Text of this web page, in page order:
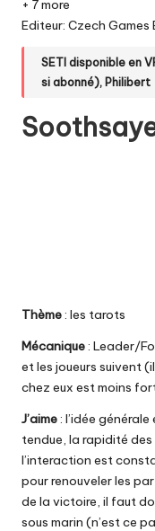
+ 7 more
Editeur: Czech
SETI disponible en
siabonné), Philibert
Thème: les tarots
Mécanique: Leader/
et les joueurs suivent
chez eux est moins
J’aime: l’idée
tendue, la rapidité
l’interaction est
pour renouveler les
de la victoire, il faut
sous marin (n’est ce